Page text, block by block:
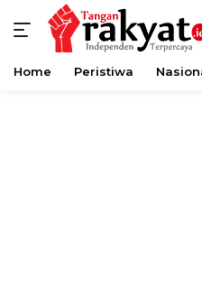
Langsung
Home Peristiwa